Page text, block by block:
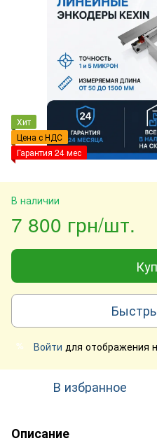
Хит
Цена с НДС
Гарантия 24 мес
В наличии
7 800 грн/шт.
% Войти для отображения
В избранное
Описание